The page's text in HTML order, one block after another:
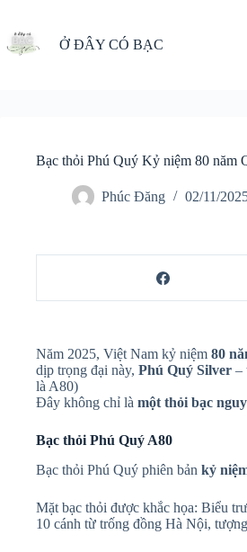
phần
nội
Ở ĐÂY CÓ BẠC
Bạc thỏi Phú Quý Kỷ niệm 80 năm
Phúc Đăng 02/11/
Năm 2025, Việt Nam kỷ niệm 80
dịp trọng đại này, Phú Quý Silver –
là A80)
Đây không chỉ là một thỏi bạc
Bạc thỏi Phú Quý A80
Bạc thỏi Phú Quý phiên bản kỷ
Mặt bạc thỏi được khắc họa: Biểu
10 cánh từ trống đồng Hà Nội,